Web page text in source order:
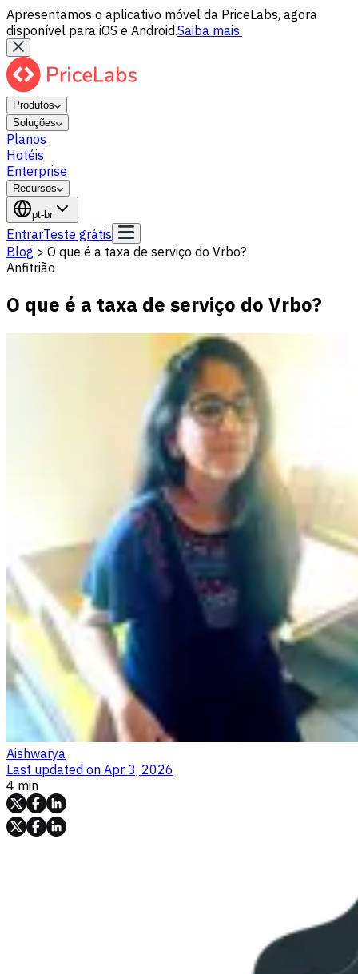
Apresentamos o aplicativo móvel da PriceLabs, agora
disponível para iOS e Android.Saiba mais.
Produtos
Soluções
Planos
Hotéis
Enterprise
Recursos
pt-br
EntrarTeste grátis
Blog > O que é a taxa de serviço do Vrbo?
Anfitrião
O que é a taxa de serviço do Vrbo?
Aishwarya
Last updated on Apr 3, 2026
4 min